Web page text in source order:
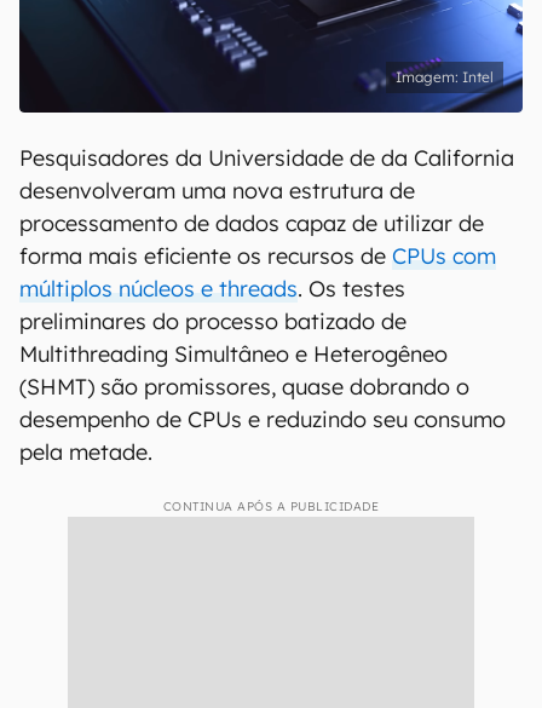
Intel
Pesquisadores da Universidade de da California
desenvolveram uma nova estrutura de
processamento de dados capaz de utilizar de
forma mais eficiente os recursos de CPUs com
múltiplos núcleos e threads. Os testes
preliminares do processo batizado de
Multithreading Simultâneo e Heterogêneo
(SHMT) são promissores, quase dobrando o
desempenho de CPUs e reduzindo seu consumo
pela metade.
CONTINUA APÓS A PUBLICIDADE